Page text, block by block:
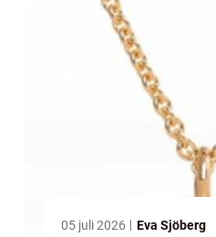
05 juli 2026 Eva Sjöberg